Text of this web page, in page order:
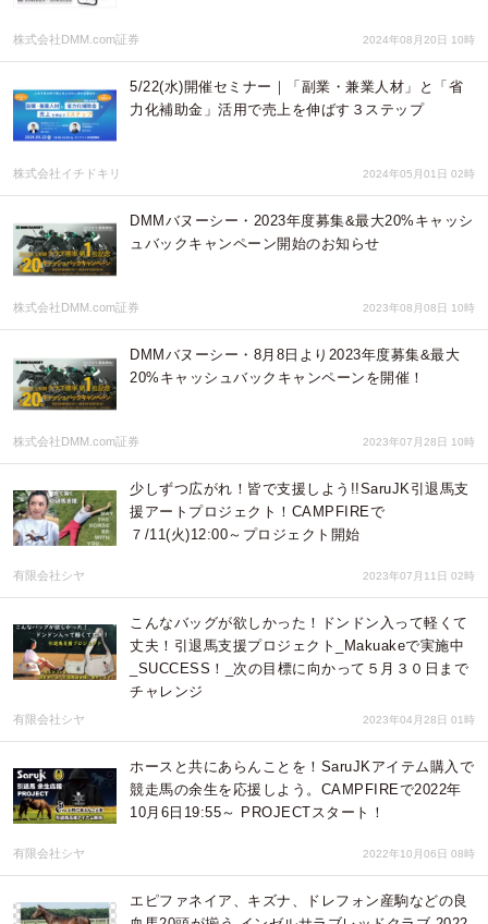
株式会社DMM.com証券 2024年08月20日 10時
5/22(水)開催セミナー｜「副業・兼業人材」と「省
力化補助金」活用で売上を伸ばす３ステップ
株式会社イチドキリ 2024年05月01日 02時
DMMバヌーシー・2023年度募集&最大20%キャッシ
ュバックキャンペーン開始のお知らせ
株式会社DMM.com証券 2023年08月08日 10時
DMMバヌーシー・8月8日より2023年度募集&最大
20%キャッシュバックキャンペーンを開催！
株式会社DMM.com証券 2023年07月28日 10時
少しずつ広がれ！皆で支援しよう!!SaruJK引退馬支
援アートプロジェクト！CAMPFIREで
７/11(火)12:00～プロジェクト開始
有限会社シヤ 2023年07月11日 02時
こんなバッグが欲しかった！ドンドン入って軽くて
丈夫！引退馬支援プロジェクト_Makuakeで実施中
_SUCCESS！_次の目標に向かって５月３０日まで
チャレンジ
有限会社シヤ 2023年04月28日 01時
ホースと共にあらんことを！SaruJKアイテム購入で
競走馬の余生を応援しよう。CAMPFIREで2022年
10月6日19:55～ PROJECTスタート！
有限会社シヤ 2022年10月06日 08時
エピファネイア、キズナ、ドレフォン産駒などの良